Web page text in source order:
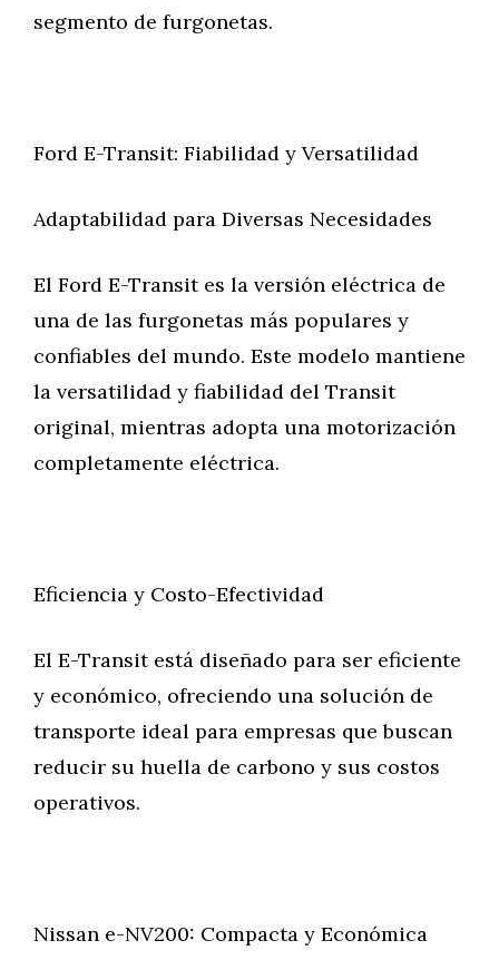
segmento de furgonetas.
Ford E-Transit: Fiabilidad y Versatilidad
Adaptabilidad para Diversas Necesidades
El Ford E-Transit es la versión eléctrica de
una de las furgonetas más populares y
confiables del mundo. Este modelo mantiene
la versatilidad y fiabilidad del Transit
original, mientras adopta una motorización
completamente eléctrica.
Eficiencia y Costo-Efectividad
El E-Transit está diseñado para ser eficiente
y económico, ofreciendo una solución de
transporte ideal para empresas que buscan
reducir su huella de carbono y sus costos
operativos.
Nissan e-NV200: Compacta y Económica